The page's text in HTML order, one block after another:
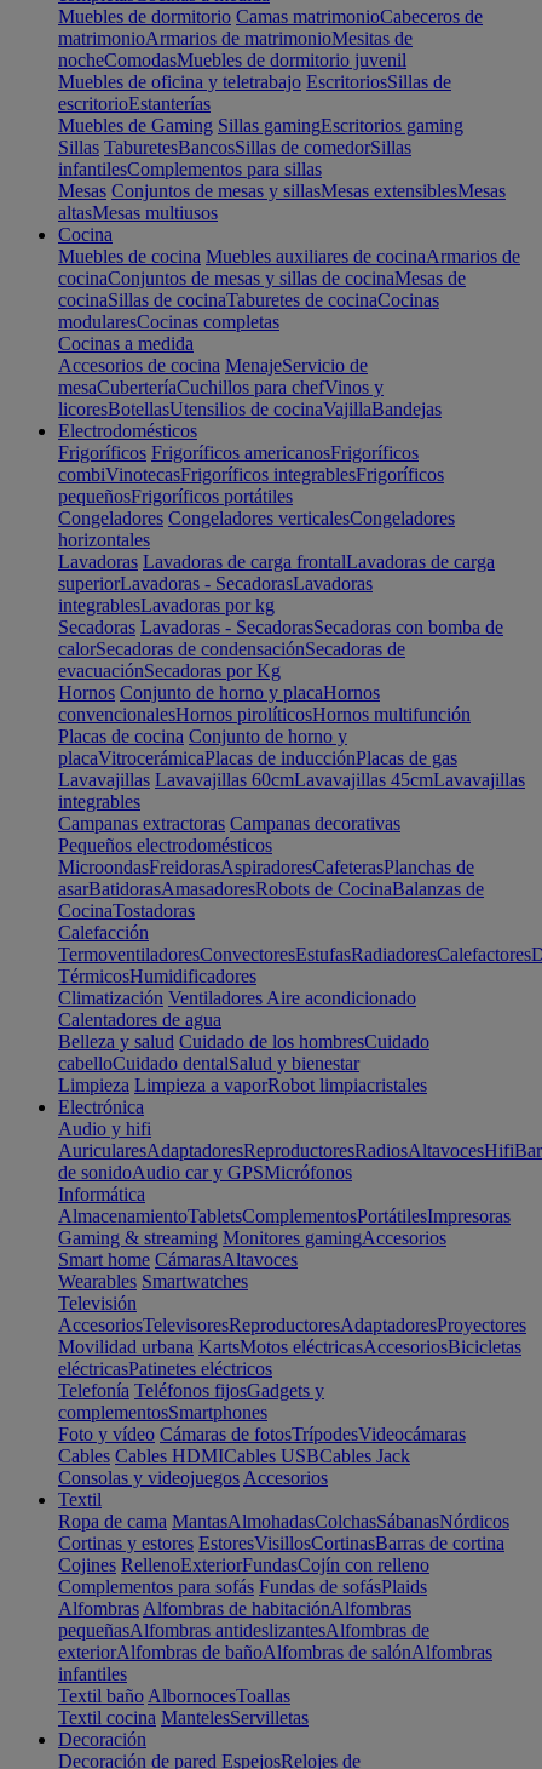
Muebles de dormitorio Camas matrimonioCabeceros de
matrimonioArmarios de matrimonioMesitas de
nocheComodasMuebles de dormitorio juvenil
Muebles de oficina y teletrabajo EscritoriosSillas de
escritorioEstanterías
Muebles de Gaming Sillas gamingEscritorios gaming
Sillas TaburetesBancosSillas de comedorSillas
infantilesComplementos para sillas
Mesas Conjuntos de mesas y sillasMesas extensiblesMesas
altasMesas multiusos
Cocina
Muebles de cocina Muebles auxiliares de cocinaArmarios de
cocinaConjuntos de mesas y sillas de cocinaMesas de
cocinaSillas de cocinaTaburetes de cocinaCocinas
modularesCocinas completas
Cocinas a medida
Accesorios de cocina MenajeServicio de
mesaCuberteríaCuchillos para chefVinos y
licoresBotellasUtensilios de cocinaVajillaBandejas
Electrodomésticos
Frigoríficos Frigoríficos americanosFrigoríficos
combiVinotecasFrigoríficos integrablesFrigoríficos
pequeñosFrigoríficos portátiles
Congeladores Congeladores verticalesCongeladores
horizontales
Lavadoras Lavadoras de carga frontalLavadoras de carga
superiorLavadoras - SecadorasLavadoras
integrablesLavadoras por kg
Secadoras Lavadoras - SecadorasSecadoras con bomba de
calorSecadoras de condensaciónSecadoras de
evacuaciónSecadoras por Kg
Hornos Conjunto de horno y placaHornos
convencionalesHornos pirolíticosHornos multifunción
Placas de cocina Conjunto de horno y
placaVitrocerámicaPlacas de inducciónPlacas de gas
Lavavajillas Lavavajillas 60cmLavavajillas 45cmLavavajillas
integrables
Campanas extractoras Campanas decorativas
Pequeños electrodomésticos
MicroondasFreidorasAspiradoresCafeterasPlanchas de
asarBatidorasAmasadoresRobots de CocinaBalanzas de
CocinaTostadoras
Calefacción
TermoventiladoresConvectoresEstufasRadiadoresCalefactores
TérmicosHumidificadores
Climatización Ventiladores Aire acondicionado
Calentadores de agua
Belleza y salud Cuidado de los hombresCuidado
cabelloCuidado dentalSalud y bienestar
Limpieza Limpieza a vaporRobot limpiacristales
Electrónica
Audio y hifi
AuricularesAdaptadoresReproductoresRadiosAltavocesHifi
de sonidoAudio car y GPSMicrófonos
Informática
AlmacenamientoTabletsComplementosPortátilesImpresoras
Gaming & streaming Monitores gamingAccesorios
Smart home CámarasAltavoces
Wearables Smartwatches
Televisión
AccesoriosTelevisoresReproductoresAdaptadoresProyectores
Movilidad urbana KartsMotos eléctricasAccesoriosBicicletas
eléctricasPatinetes eléctricos
Telefonía Teléfonos fijosGadgets y
complementosSmartphones
Foto y vídeo Cámaras de fotosTrípodesVideocámaras
Cables Cables HDMICables USBCables Jack
Consolas y videojuegos Accesorios
Textil
Ropa de cama MantasAlmohadasColchasSábanasNórdicos
Cortinas y estores EstoresVisillosCortinasBarras de cortina
Cojines RellenoExteriorFundasCojín con relleno
Complementos para sofás Fundas de sofásPlaids
Alfombras Alfombras de habitaciónAlfombras
pequeñasAlfombras antideslizantesAlfombras de
exteriorAlfombras de bañoAlfombras de salónAlfombras
infantiles
Textil baño AlbornocesToallas
Textil cocina MantelesServilletas
Decoración
Decoración de pared EspejosRelojes de